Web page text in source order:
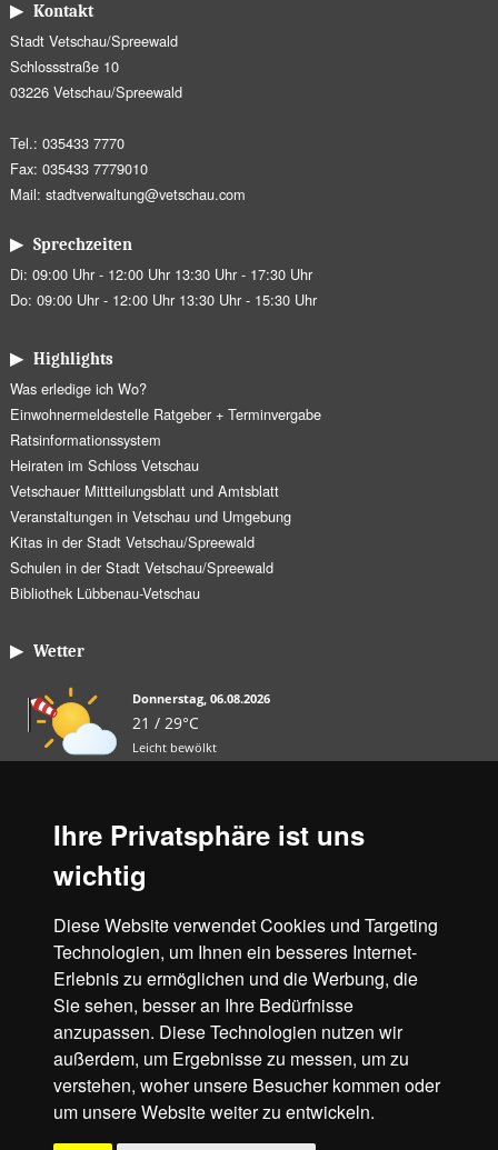
Ihre Privatsphäre ist uns
wichtig
Diese Website verwendet Cookies und Targeting
Technologien, um Ihnen ein besseres Internet-
Erlebnis zu ermöglichen und die Werbung, die
Sie sehen, besser an Ihre Bedürfnisse
anzupassen. Diese Technologien nutzen wir
außerdem, um Ergebnisse zu messen, um zu
verstehen, woher unsere Besucher kommen oder
um unsere Website weiter zu entwickeln.
▶ Kontakt
Stadt Vetschau/Spreewald
Schlossstraße 10
03226 Vetschau/Spreewald
Tel.: 035433 7770
Fax: 035433 7779010
Mail: stadtverwaltung@vetschau.com
▶ Sprechzeiten
Di: 09:00 Uhr - 12:00 Uhr 13:30 Uhr - 17:30 Uhr
Do: 09:00 Uhr - 12:00 Uhr 13:30 Uhr - 15:30 Uhr
▶ Highlights
Was erledige ich Wo?
Einwohnermeldestelle Ratgeber + Terminvergabe
Ratsinformationssystem
Heiraten im Schloss Vetschau
Vetschauer Mittteilungsblatt und Amtsblatt
Veranstaltungen in Vetschau und Umgebung
Kitas in der Stadt Vetschau/Spreewald
Schulen in der Stadt Vetschau/Spreewald
Bibliothek Lübbenau-Vetschau
▶ Wetter
Donnerstag, 06.08.2026
21 / 29°C
Leicht bewölkt
Leicht bewölkt
14 / 25°C
Leicht bewölkt
Aktuelles Wetter ansehen
Unsere Partner
© 2018 - 2026 Stadt Vetschau/Spreewald